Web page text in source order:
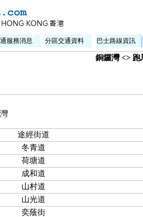
服務消息 分區交通資料 巴士路線資訊
銅鑼灣 <> 跑
途經街道
冬青道
荷塘道
成和道
山村道
山光道
奕蔭街